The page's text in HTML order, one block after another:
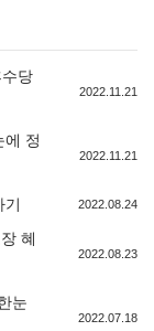
당
2022.11.21
에 정
2022.11.21
기 2022.08.24
혜
2022.08.23
눈
2022.07.18